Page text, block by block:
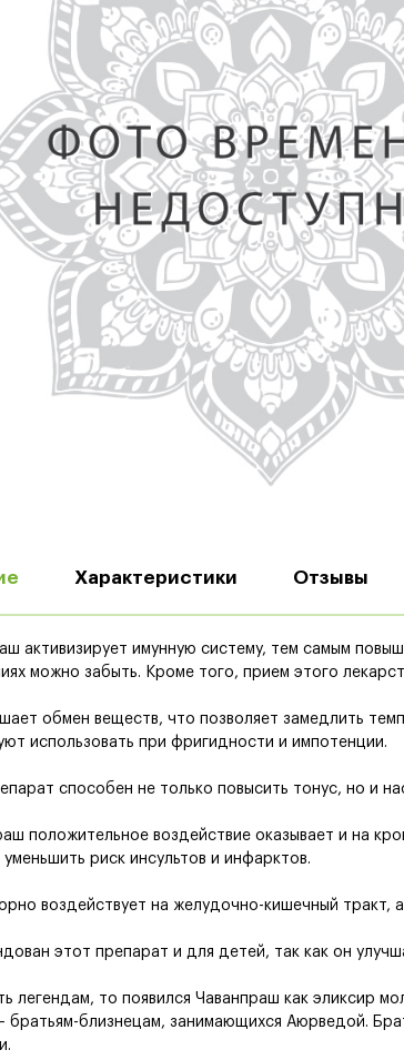
Характеристики Отзывы
активизирует имунную систему, тем самым
можно забыть. Кроме того, прием этого
обмен веществ, что позволяет замедлить
использовать при фригидности и импотенции.
способен не только повысить тонус, но и
положительное воздействие оказывает и на
уменьшить риск инсультов и инфарктов.
воздействует на желудочно-кишечный
этот препарат и для детей, так как он
легендам, то появился Чаванпраш как эликсир
братьям-близнецам, занимающихся Аюрведой.